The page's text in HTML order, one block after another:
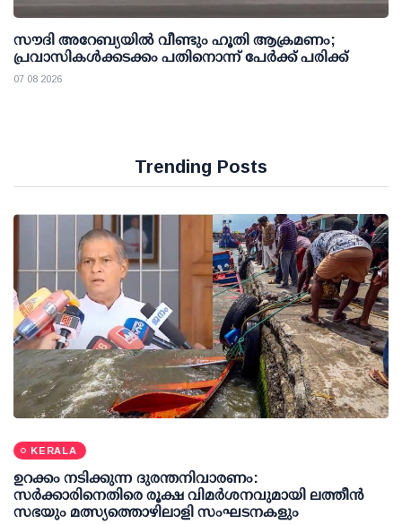
സൗദി അറേബ്യയില്‍ വീണ്ടും ഹൂതി ആക്രമണം;
പ്രവാസികള്‍ക്കടക്കം പതിനൊന്ന് പേര്‍ക്ക് പരിക്ക്
07 08 2026
Trending Posts
KERALA
ഉറക്കം നടിക്കുന്ന ദുരന്തനിവാരണം:
സര്‍ക്കാരിനെതിരെ രൂക്ഷ വിമര്‍ശനവുമായി ലത്തീന്‍
സഭയും മത്സ്യത്തൊഴിലാളി സംഘടനകളും